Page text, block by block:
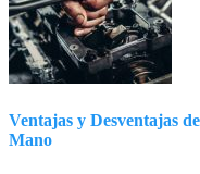
Ventajas y Desventajas
Mano